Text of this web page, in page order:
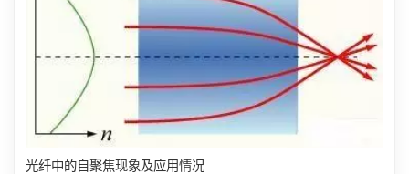
光纤中的自聚焦现象及应用情况